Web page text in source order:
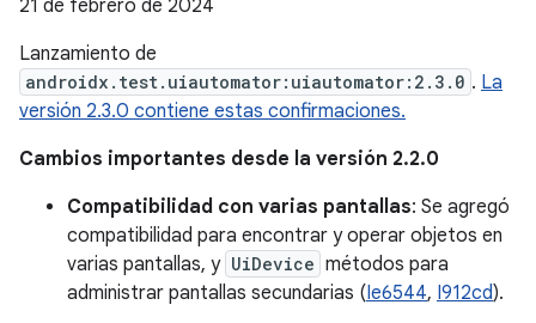
21 de febrero de 2024
Lanzamiento de
androidx.test.uiautomator:uiautomator:2.3.0 . La
versión 2.3.0 contiene estas confirmaciones.
Cambios importantes desde la versión 2.2.0
Compatibilidad con varias pantallas: Se agregó
compatibilidad para encontrar y operar objetos en
varias pantallas, y UiDevice métodos para
administrar pantallas secundarias (Ie6544, I912cd).